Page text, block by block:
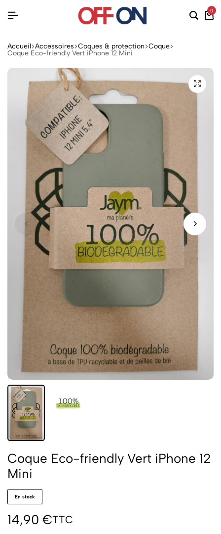
0
Accueil Accessoires Coques & protection Coque
Coque Eco-friendly Vert iPhone 12 Mini
Coque Eco-friendly Vert iPhone 12
Mini
En stock
14,90 €TTC